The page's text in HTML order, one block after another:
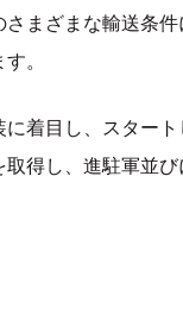
まざまな輸送条
。
着目し、スター
得し、進駐軍並